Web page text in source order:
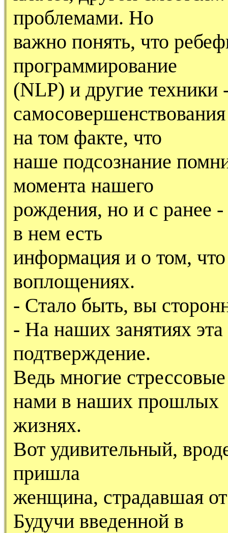
проблемами. Hо
важно понять, что
программирование
(NLP) и другие техники
на том факте, что
наше подсознание
момента нашего
рождения, но и с ранее -
в нем есть
информация и о том,
воплощениях.
- Стало быть, вы
- Hа наших занятиях
подтверждение.
Ведь многие
нами в наших прошлых
жизнях.
Вот удивительный,
пришла
женщина, страдавшая
Будучи введенной в